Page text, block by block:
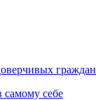
граждан
самому себе